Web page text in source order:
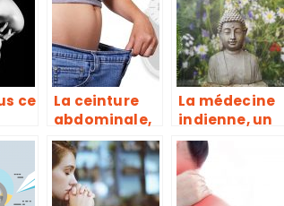
et
conseil
ce
La ceinture
abdominale,
pour
échapper aux
formes
disgracieuses
La médecine
indienne, un
vrai creuset
de guérison